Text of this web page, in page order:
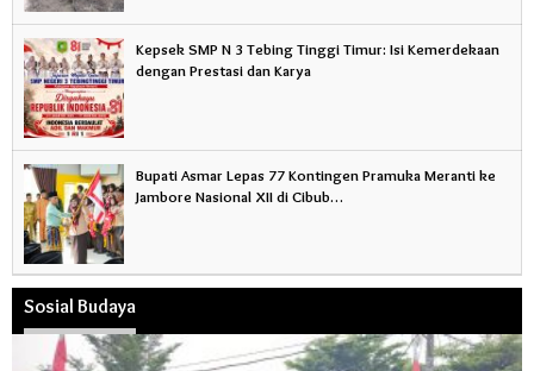
Kepsek SMP N 3 Tebing Tinggi Timur: Isi Kemerdekaan
dengan Prestasi dan Karya
Bupati Asmar Lepas 77 Kontingen Pramuka Meranti ke
Jambore Nasional XII di Cibub…
Sosial Budaya